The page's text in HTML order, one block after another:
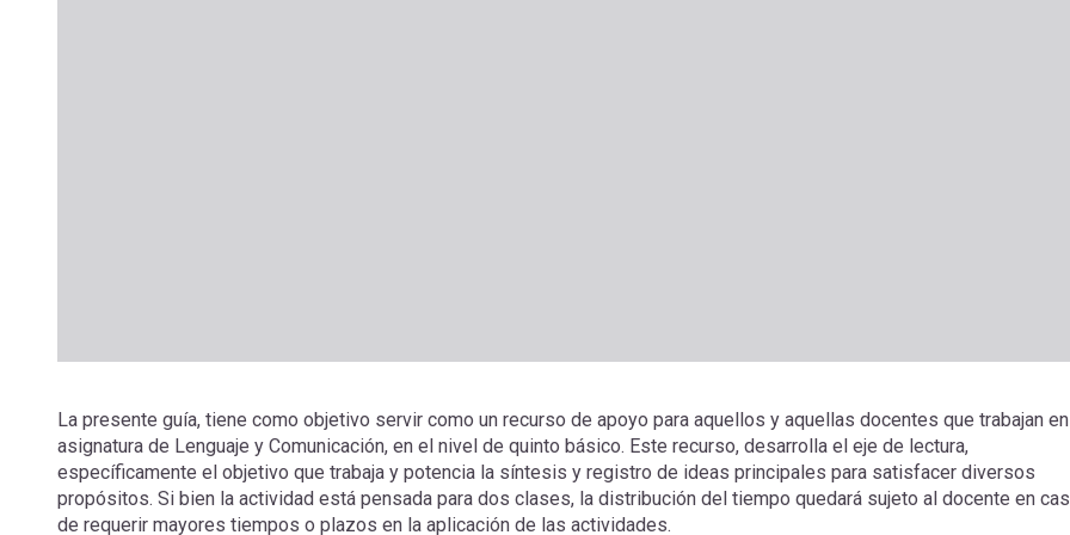
La presente guía, tiene como objetivo servir como un recurso de apoyo para aquellos y aquellas docentes que trabajan
asignatura de Lenguaje y Comunicación, en el nivel de quinto básico. Este recurso, desarrolla el eje de lectura,
específicamente el objetivo que trabaja y potencia la síntesis y registro de ideas principales para satisfacer diversos
propósitos. Si bien la actividad está pensada para dos clases, la distribución del tiempo quedará sujeto al docente en
de requerir mayores tiempos o plazos en la aplicación de las actividades.